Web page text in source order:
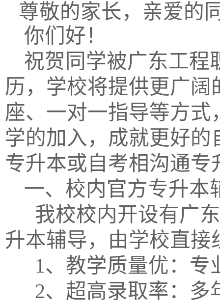
尊敬的家长，亲爱的
你们好！
祝贺同学被广东工程
历，学校将提供更广
座、一对一指导等方
学的加入，成就更好
专升本或自考相沟通
一、校内官方专升本
我校校内开设有广
升本辅导，由学校直
1、教学质量优：
2、超高录取率：多